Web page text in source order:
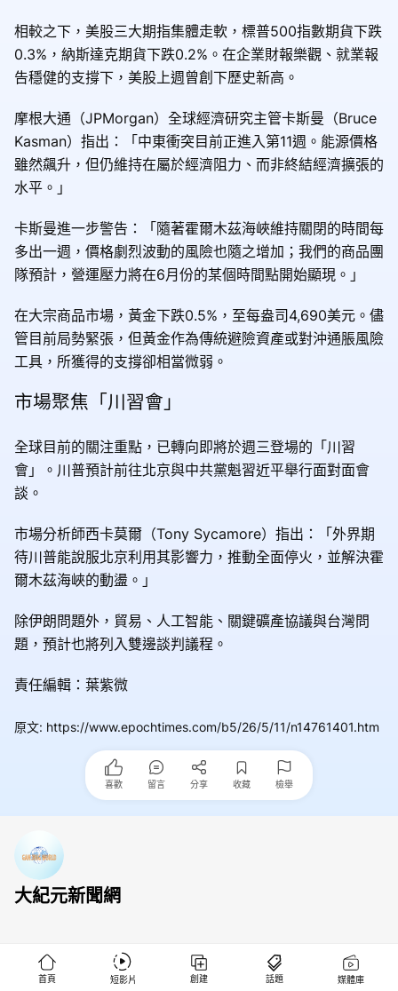
相較之下，美股三大期指集體走軟，標普500指數期貨下跌
0.3%，納斯達克期貨下跌0.2%。在企業財報樂觀、就業報
告穩健的支撐下，美股上週曾創下歷史新高。
摩根大通（JPMorgan）全球經濟研究主管卡斯曼（Bruce
Kasman）指出：「中東衝突目前正進入第11週。能源價格
雖然飆升，但仍維持在屬於經濟阻力、而非終結經濟擴張的
水平。」
卡斯曼進一步警告：「隨著霍爾木茲海峽維持關閉的時間每
多出一週，價格劇烈波動的風險也隨之增加；我們的商品團
隊預計，營運壓力將在6月份的某個時間點開始顯現。」
在大宗商品市場，黃金下跌0.5%，至每盎司4,690美元。儘
管目前局勢緊張，但黃金作為傳統避險資產或對沖通脹風險
工具，所獲得的支撐卻相當微弱。
市場聚焦「川習會」
全球目前的關注重點，已轉向即將於週三登場的「川習
會」。川普預計前往北京與中共黨魁習近平舉行面對面會
談。
市場分析師西卡莫爾（Tony Sycamore）指出：「外界期
待川普能說服北京利用其影響力，推動全面停火，並解決霍
爾木茲海峽的動盪。」
除伊朗問題外，貿易、人工智能、關鍵礦產協議與台灣問
題，預計也將列入雙邊談判議程。
責任編輯：葉紫微
原文: https://www.epochtimes.com/b5/26/5/11/n14761401.htm
喜歡 留言 分享 收藏 檢舉
大紀元新聞網
首頁 短影片 創建 話題 媒體庫